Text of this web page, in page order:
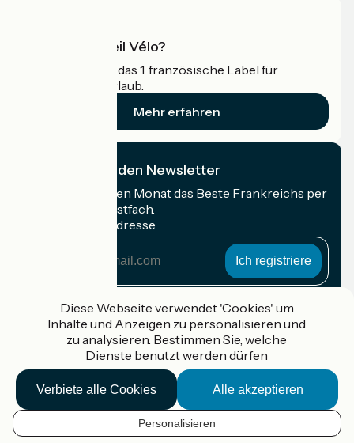
DE
Was ist Accueil Vélo?
Accueil Vélo ist das 1. französische Label für
Radfahrer im Urlaub.
Mehr erfahren
Ich abonniere den Newsletter
Erhalten Sie jeden Monat das Beste Frankreichs per
Rad in Ihrem Postfach.
Meine E-Mail-Adresse
Adresse
Gefördert im Rahmen von Destination France
Accueil Vélo Pro
Kontakt
Rechtliche Informationen
Diese Webseite verwendet 'Cookies' um
Inhalte und Anzeigen zu personalisieren und
zu analysieren. Bestimmen Sie, welche
Dienste benutzt werden dürfen
Alle akzeptieren
Verbiete alle Cookies
Personalisieren